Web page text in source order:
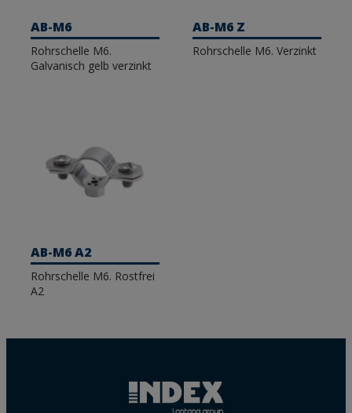
AB-M6
Rohrschelle M6.
Galvanisch gelb verzinkt
AB-M6 Z
Rohrschelle M6. Verzinkt
AB-M6 A2
Rohrschelle M6. Rostfrei
A2